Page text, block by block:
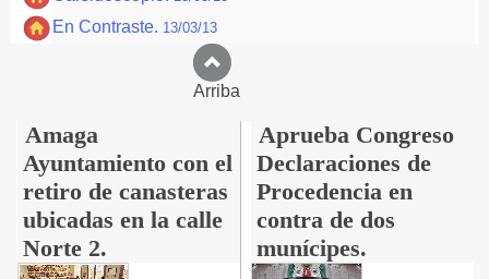
En Contraste. 13/03/13
Arriba
Amaga
Ayuntamiento con el
retiro de canasteras
ubicadas en la calle
Norte 2.
Aprueba Congreso
Declaraciones de
Procedencia en
contra de dos
munícipes.